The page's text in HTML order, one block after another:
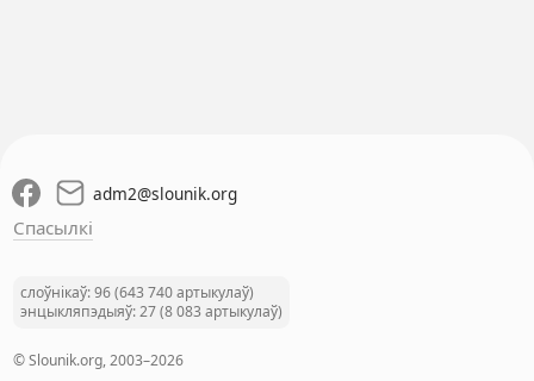
adm2@slounik.org
Спасылкі
слоўнікаў: 96 (643 740 артыкулаў)
энцыкляпэдыяў: 27 (8 083 артыкулаў)
© Slounik.org, 2003–2026